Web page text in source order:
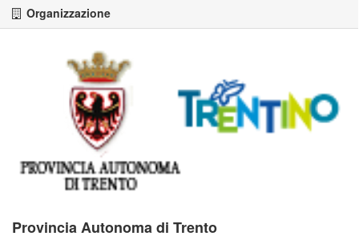
Organizzazione
Provincia Autonoma di Trento